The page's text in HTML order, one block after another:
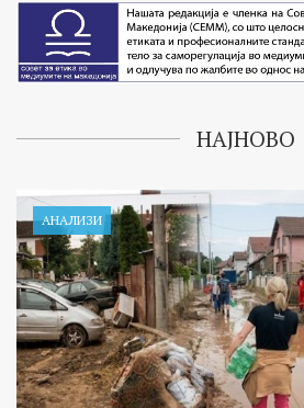
НАЈНОВО
АНАЛИЗИ